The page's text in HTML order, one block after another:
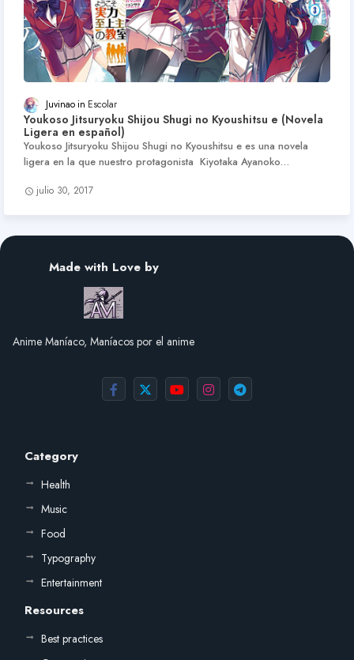
Juvinao Escolar
Youkoso Jitsuryoku Shijou Shugi no Kyoushitsu e (Novela
Ligera en español)
Youkoso Jitsuryoku Shijou Shugi no Kyoushitsu e es una novela
ligera en la que nuestro protagonista Kiyotaka Ayanoko…
julio 30, 2017
Made with Love by
Anime Maníaco, Maníacos por el anime
Category
Health
Music
Food
Typography
Entertainment
Resources
Best practices